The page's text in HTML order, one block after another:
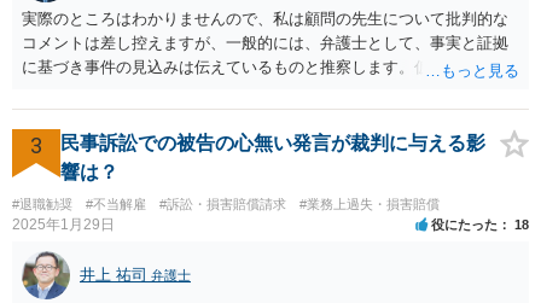
を行い、改善を促したもののそれでも改善されない場合には解雇に踏
み切る等段階的に手順をい踏んだ場合は解雇が有効と判断される可能
性が高まります。 高度人材の中途社員だから直ちに解雇しやすいとい
うわけではありませんが、高度人材の中途社員の場合は雇用契約上、
相応に高い能力を求められているため能力不足か否かの判断が給与の
低い新卒の社員と比較すると厳格に判断される結果、解雇の有効性の
判断が比較的甘くなるという可能性はあると考えます。 もっとも、高
度人材の中途社員の場合でもやはり解雇のハードルは相応に高いもの
となります。 今回のようなリスクを避ける観点からは、会社側として
無期雇用契約ではなく有期雇用契約で募集する、試用期間付を設け
る、業務委託契約を検討するという方法もあり得るかと存じます。
（※業務委託契約を検討される場合は、運用面によっては実質的に雇
実際のところはわかりませんので、私は顧問の先生について批判的な
コメントは差し控えますが、一般的には、弁護士として、事実と証拠
に基づき事件の見込みは伝えているものと推察します。仮に弁護士の
れを経営者自身が問題と感じていないのであれば、また、こちらにお
書きのような経営者のマインドからすれば、弁護士のせいではなく、
根本的には弁護士選び含めて経営者の判断であり、責任ではないかと
思います。実際、事件の見込みが芳しくないことやリスクをいくらお
伝えしても考えを変えていただけない経営者や依頼者はいますし、代
理人として説明説得を尽くしてもあくまで決めるのは依頼者ですか
ら、事件がうまくいかないことの責任は弁護士にあるわけではない、
ということも多いと思います。そのような場合、仕事をしていて心地
3
民事訴訟での被告の心無い発言が裁判に与える影
響は？
#退職勧奨 #不当解雇 #訴訟・損害賠償請求 #業務上過失・損害賠償
2025年1月29日 役にたった 18
井上 祐司 弁護士